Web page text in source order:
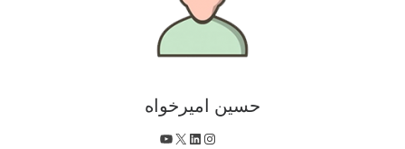
حسین امیرخواه
اینستاگرم
لینکداین
X یوتیوب